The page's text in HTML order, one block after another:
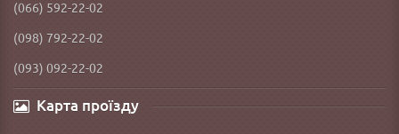
(066) 592-22-02
(098) 792-22-02
(093) 092-22-02
Карта проїзду